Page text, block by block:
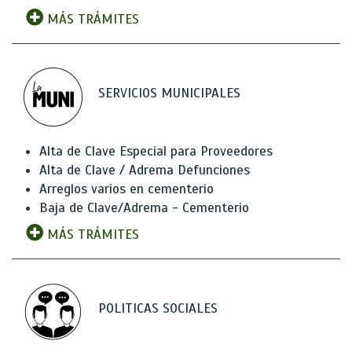
MÁS TRÁMITES
SERVICIOS MUNICIPALES
Alta de Clave Especial para Proveedores
Alta de Clave / Adrema Defunciones
Arreglos varios en cementerio
Baja de Clave/Adrema - Cementerio
MÁS TRÁMITES
POLITICAS SOCIALES